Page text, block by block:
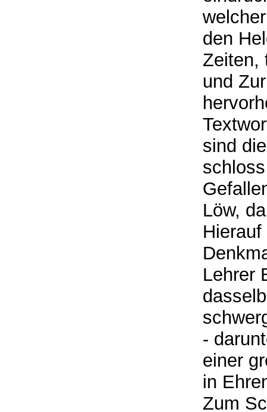
den
Zeiten,
und
sind
Löw,
Lehrer
-
einer
in
Zum